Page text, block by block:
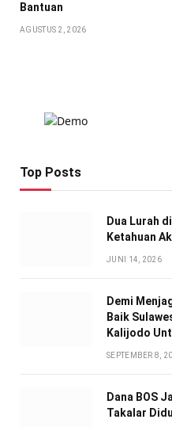
Bantuan
AGUSTUS 2, 2026
Top Posts
Dua Lurah
Ketahuan
JUNI 14, 2026
Demi
Baik
Kalijodo
SEPTEMBER 8,
Dana BOS
Takalar